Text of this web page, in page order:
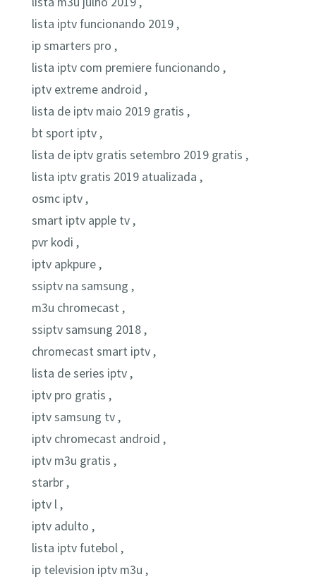
lista iptv funcionando 2019 ,
ip smarters pro ,
lista iptv com premiere funcionando ,
iptv extreme android ,
lista de iptv maio 2019 gratis ,
bt sport iptv ,
lista de iptv gratis setembro 2019 gratis ,
lista iptv gratis 2019 atualizada ,
osmc iptv ,
smart iptv apple tv ,
pvr kodi ,
iptv apkpure ,
ssiptv na samsung ,
m3u chromecast ,
ssiptv samsung 2018 ,
chromecast smart iptv ,
lista de series iptv ,
iptv pro gratis ,
iptv samsung tv ,
iptv chromecast android ,
iptv m3u gratis ,
starbr ,
iptv l ,
iptv adulto ,
lista iptv futebol ,
ip television iptv m3u ,